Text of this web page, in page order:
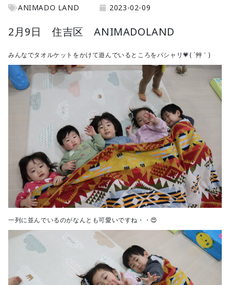
ANIMADO LAND 2023-02-09
2月9日 住吉区 ANIMADOLAND
みんなでタオルケットをかけて遊んでいるところをパシャリ💗( ´艸｀)
一列に並んでいるのがなんとも可愛いですね・・😍